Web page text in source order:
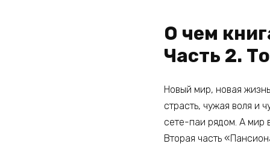
О чем
Часть 2.
Новый мир, новая
страсть, чужая воля и
сете-паи рядом. А мир
Вторая часть